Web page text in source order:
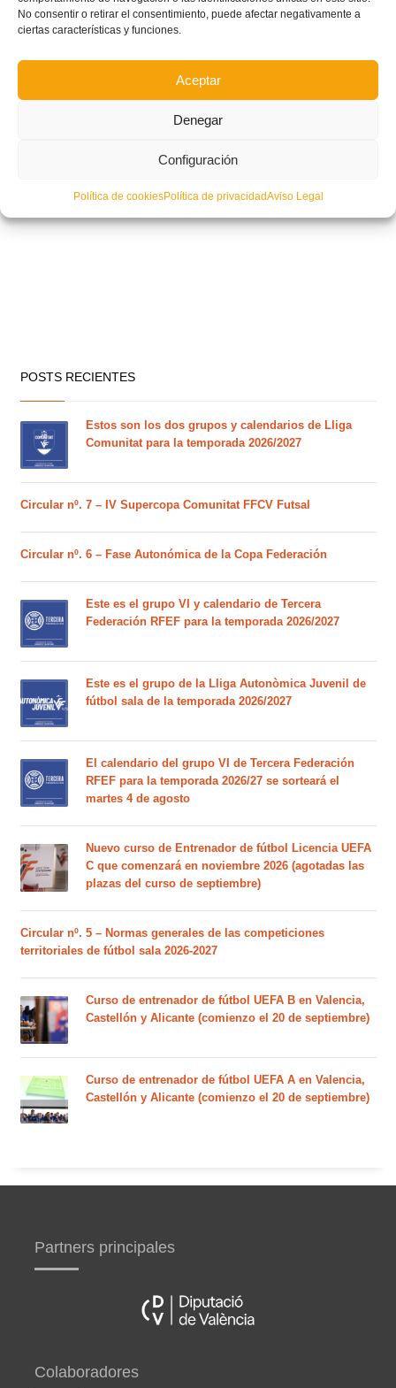
No consentir o retirar el consentimiento, puede afectar negativamente a
ciertas características y funciones.
Aceptar
Denegar
Configuración
Política de cookiesPolítica de privacidadAviso Legal
POSTS RECIENTES
Estos son los dos grupos y calendarios de Lliga
Comunitat para la temporada 2026/2027
Circular nº. 7 – IV Supercopa Comunitat FFCV Futsal
Circular nº. 6 – Fase Autonómica de la Copa Federación
Este es el grupo VI y calendario de Tercera
Federación RFEF para la temporada 2026/2027
Este es el grupo de la Lliga Autonòmica Juvenil de
fútbol sala de la temporada 2026/2027
El calendario del grupo VI de Tercera Federación
RFEF para la temporada 2026/27 se sorteará el
martes 4 de agosto
Nuevo curso de Entrenador de fútbol Licencia UEFA
C que comenzará en noviembre 2026 (agotadas las
plazas del curso de septiembre)
Circular nº. 5 – Normas generales de las competiciones
territoriales de fútbol sala 2026-2027
Curso de entrenador de fútbol UEFA B en Valencia,
Castellón y Alicante (comienzo el 20 de septiembre)
Curso de entrenador de fútbol UEFA A en Valencia,
Castellón y Alicante (comienzo el 20 de septiembre)
Partners principales
Colaboradores